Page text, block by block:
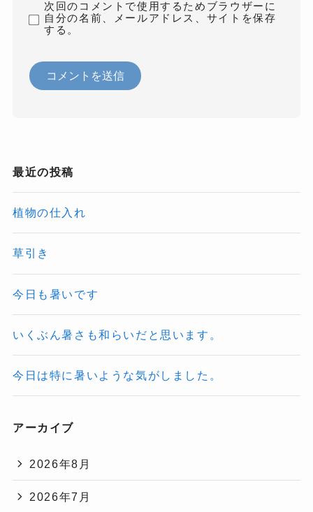
次回のコメントで使用するためブラウザーに
自分の名前、メールアドレス、サイトを保存
する。
最近の投稿
植物の仕入れ
草引き
今日も暑いです
いくぶん暑さも和らいだと思います。
今日は特に暑いような気がしました。
アーカイブ
2026年8月
2026年7月